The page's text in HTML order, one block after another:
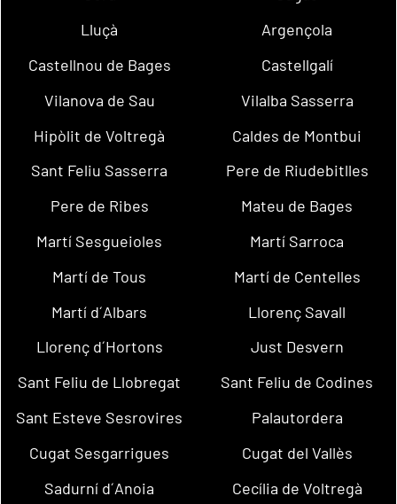
Lluçà
Argençola
Castellnou de Bages
Castellgalí
Vilanova de Sau
Vilalba Sasserra
Hipòlit de Voltregà
Caldes de Montbui
Sant Feliu Sasserra
Pere de Riudebitlles
Pere de Ribes
Mateu de Bages
Martí Sesgueioles
Martí Sarroca
Martí de Tous
Martí de Centelles
Martí d´Albars
Llorenç Savall
Llorenç d´Hortons
Just Desvern
Sant Feliu de Llobregat
Sant Feliu de Codines
Sant Esteve Sesrovires
Palautordera
Cugat Sesgarrigues
Cugat del Vallès
Sadurní d´Anoia
Cecília de Voltregà